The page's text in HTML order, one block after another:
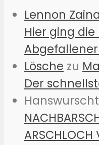
Lennon
Hier ging
Lösche zu
Der
Hanswurscht
ARSCHLOCH